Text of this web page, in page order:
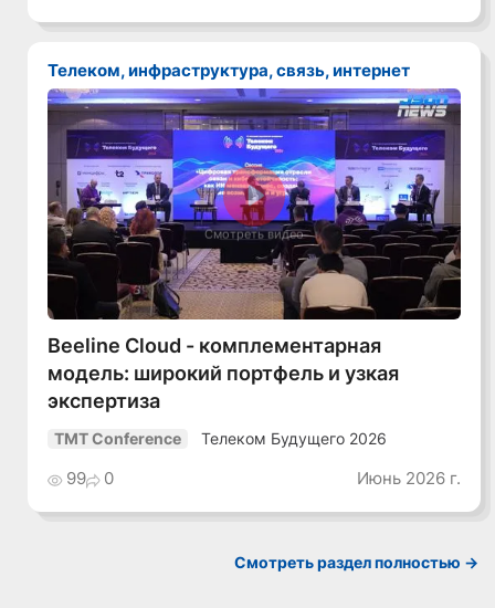
Телеком, инфраструктура, связь, интернет
Смотреть видео
Beeline Cloud - комплементарная
модель: широкий портфель и узкая
экспертиза
TMT Conference Телеком Будущего 2026
99 0 Июнь 2026 г.
Смотреть раздел полностью ->